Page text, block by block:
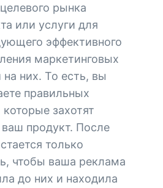
рынка
или услуги для
эффективного
маркетинговых
на них. То есть, вы
правильных
захотят
ваш продукт. После
только
чтобы ваша реклама
до них и находила